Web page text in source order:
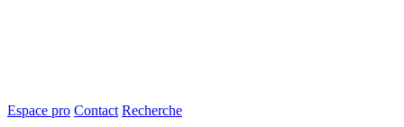
Espace pro Contact Recherche